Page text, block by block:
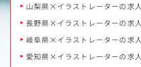
山梨県×イラストレーターの求人
長野県×イラストレーターの求人
岐阜県×イラストレーターの求人
愛知県×イラストレーターの求人